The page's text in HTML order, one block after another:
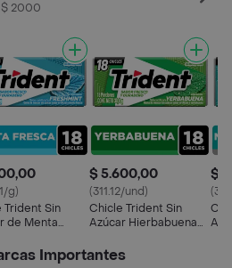
$ 2000
g)
Trident Sin
de Menta
$ 5.600,00
(311.12/und)
Chicle Trident Sin
Azúcar Hierbabuena
$
Importantes